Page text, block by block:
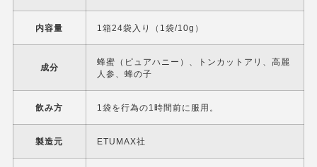
内容量 1箱24袋入り（1袋/10g）
成分
蜂蜜（ピュアハニー）、トンカットアリ、高麗
人参、蜂の子
飲み方 1袋を行為の1時間前に服用。
製造元 ETUMAX社